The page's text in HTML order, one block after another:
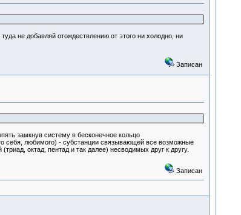
не добавляй отождествлению от этого ни холодно, ни
Записан
замкнув систему в бесконечное кольцо
себя, любимого) - субстанции связывающей все возможные
октад, пентад и так далее) несводимых друг к другу.
Записан